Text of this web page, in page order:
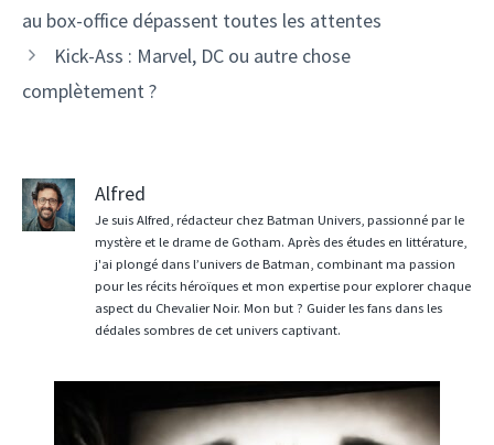
au box-office dépassent toutes les attentes
Kick-Ass : Marvel, DC ou autre chose
complètement ?
Alfred
Je suis Alfred, rédacteur chez Batman Univers, passionné par le
mystère et le drame de Gotham. Après des études en littérature,
j'ai plongé dans l’univers de Batman, combinant ma passion
pour les récits héroïques et mon expertise pour explorer chaque
aspect du Chevalier Noir. Mon but ? Guider les fans dans les
dédales sombres de cet univers captivant.